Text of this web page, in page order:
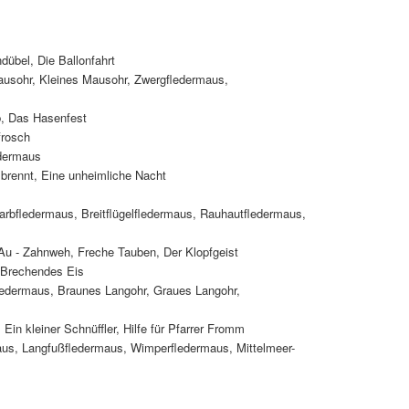
Die Ballonfahrt
Kleines Mausohr, Zwergfledermaus,
Das Hasenfest
Eine unheimliche Nacht
Breitflügelfledermaus, Rauhautfledermaus,
- Zahnweh, Freche Tauben, Der Klopfgeist
Eis
Braunes Langohr, Graues Langohr,
kleiner Schnüffler, Hilfe für Pfarrer Fromm
Langfußfledermaus, Wimperfledermaus, Mittelmeer-